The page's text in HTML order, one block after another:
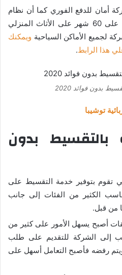
أمان للدفع الفوري كما أن نظام
التقسيط في شركة أمان على 60 شهر على الأثاث المنزلي
لجميع الأماكن السياحية ويمكنك
هذا الرابط.
بدون فوائد 2020
توشيبا
بالتقسيط بدون
تقوم بتوفير خدمة التقسيط على
الكثير من الفئات إلى جانب
من قبل.
أصبح يسهل الأمور على كثير من
إلى الشركة للتقديم على طلب
رفضه فأصبح التعامل أسهل على